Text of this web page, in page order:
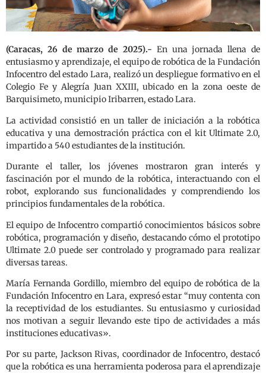
(Caracas, 26 de marzo de 2025).- En una jornada llena de
entusiasmo y aprendizaje, el equipo de robótica de la Fundación
Infocentro del estado Lara, realizó un despliegue formativo en el
Colegio Fe y Alegría Juan XXIII, ubicado en la zona oeste de
Barquisimeto, municipio Iribarren, estado Lara.
La actividad consistió en un taller de iniciación a la robótica
educativa y una demostración práctica con el kit Ultimate 2.0,
impartido a 540 estudiantes de la institución.
Durante el taller, los jóvenes mostraron gran interés y
fascinación por el mundo de la robótica, interactuando con el
robot, explorando sus funcionalidades y comprendiendo los
principios fundamentales de la robótica.
El equipo de Infocentro compartió conocimientos básicos sobre
robótica, programación y diseño, destacando cómo el prototipo
Ultimate 2.0 puede ser controlado y programado para realizar
diversas tareas.
María Fernanda Gordillo, miembro del equipo de robótica de la
Fundación Infocentro en Lara, expresó estar “muy contenta con
la receptividad de los estudiantes. Su entusiasmo y curiosidad
nos motivan a seguir llevando este tipo de actividades a más
instituciones educativas».
Por su parte, Jackson Rivas, coordinador de Infocentro, destacó
que la robótica es una herramienta poderosa para el aprendizaje